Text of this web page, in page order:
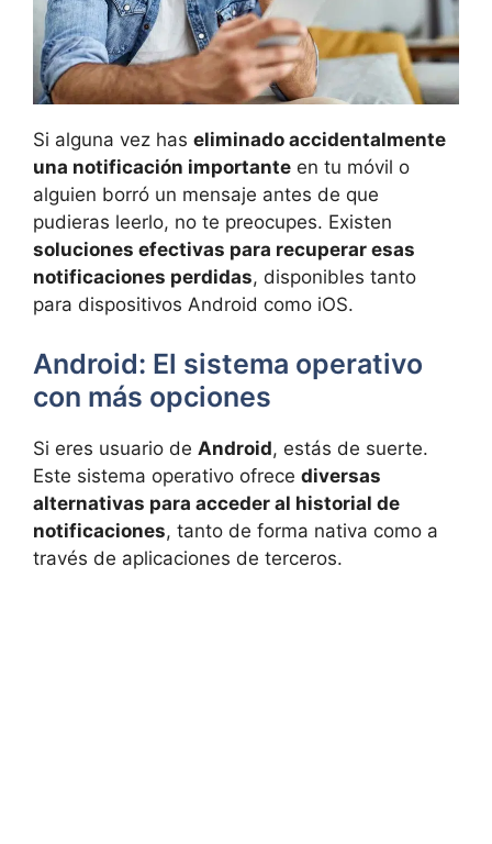
Si alguna vez has eliminado accidentalmente
una notificación importante en tu móvil o
alguien borró un mensaje antes de que
pudieras leerlo, no te preocupes. Existen
soluciones efectivas para recuperar esas
notificaciones perdidas, disponibles tanto
para dispositivos Android como iOS.
Android: El sistema operativo
con más opciones
Si eres usuario de Android, estás de suerte.
Este sistema operativo ofrece diversas
alternativas para acceder al historial de
notificaciones, tanto de forma nativa como a
través de aplicaciones de terceros.